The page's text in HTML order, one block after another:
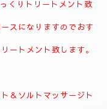
トリートメントコース
ース❖♡🌺🪻
ロジーデトックストリ